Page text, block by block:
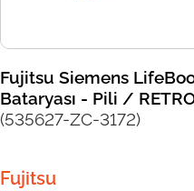
Fujitsu Siemens
Bataryası - Pili /
(535627-ZC-3172)
Fujitsu